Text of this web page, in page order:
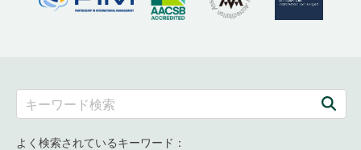
よく検索されているキーワード：